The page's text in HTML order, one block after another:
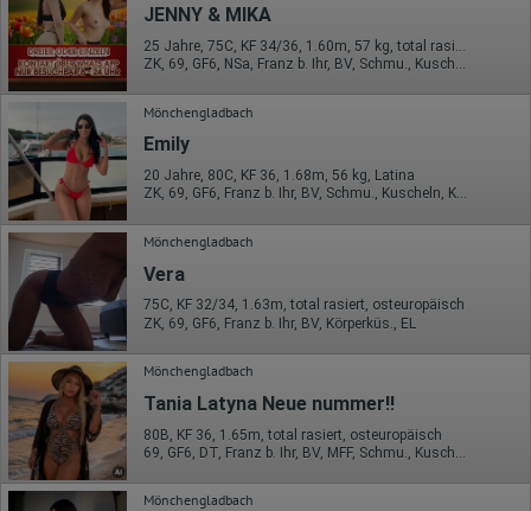
JENNY & MIKA
ZK, 69, GF6, NSa, Franz b. Ihr, BV, Schmu., Kuscheln
Mönchengladbach
Emily
20 Jahre, 80C, KF 36, 1.68m, 56 kg, Latina
ZK, 69, GF6, Franz b. Ihr, BV, Schmu., Kuscheln, Körperküs.
Mönchengladbach
Vera
75C, KF 32/34, 1.63m, total rasiert, osteuropäisch
ZK, 69, GF6, Franz b. Ihr, BV, Körperküs., EL
Mönchengladbach
Tania Latyna Neue nummer!!
80B, KF 36, 1.65m, total rasiert, osteuropäisch
69, GF6, DT, Franz b. Ihr, BV, MFF, Schmu., Kuscheln
Mönchengladbach